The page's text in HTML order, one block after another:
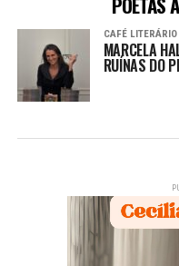
CAFÉ LITERÁRIO
MARCELA
RUÍNAS DO